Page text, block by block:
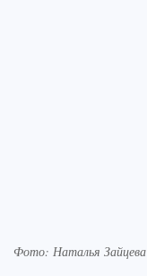
Фото: Наталья Зайцева